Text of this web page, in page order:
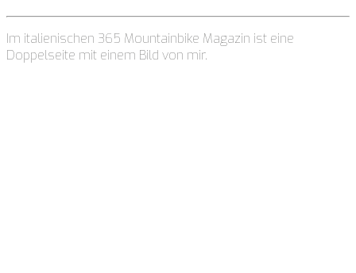
Im italienischen 365 Mountainbike Magazin ist eine
Doppelseite mit einem Bild von mir.